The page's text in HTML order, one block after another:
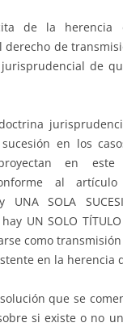
de la herencia
derecho de
de
en los
en
al
UNA SOLA
UN SOLO
como
en la herencia
que se
si existe o no